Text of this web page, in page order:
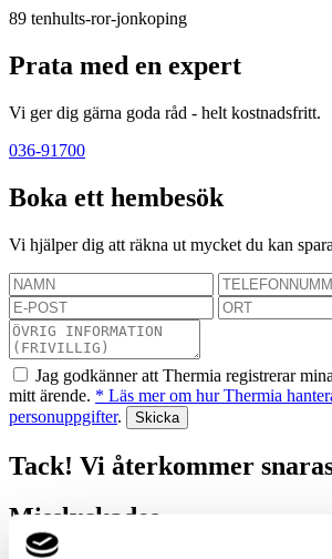
89 tenhults-ror-jonkoping
Prata med en expert
Vi ger dig gärna goda råd - helt kostnadsfritt.
036-91700
Boka ett hembesök
Vi hjälper dig att räkna ut mycket du kan
Jag godkänner att Thermia registrerar
mitt ärende. * Läs mer om hur Thermia
personuppgifter.
Tack! Vi återkommer
Misslyckades